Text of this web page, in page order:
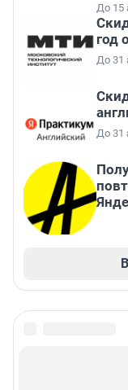
До 15
год
До 31
До 31